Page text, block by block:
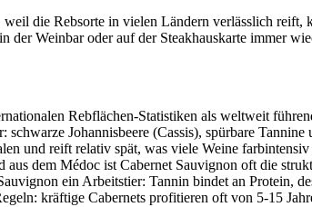
die Rebsorte in vielen Ländern verlässlich
der Weinbar oder auf der Steakhauskarte immer
Rebflächen-Statistiken als weltweit
schwarze Johannisbeere (Cassis), spürbare
und reift relativ spät, was viele Weine
aus dem Médoc ist Cabernet Sauvignon oft die
ein Arbeitstier: Tannin bindet an Protein,
kräftige Cabernets profitieren oft von 5-15